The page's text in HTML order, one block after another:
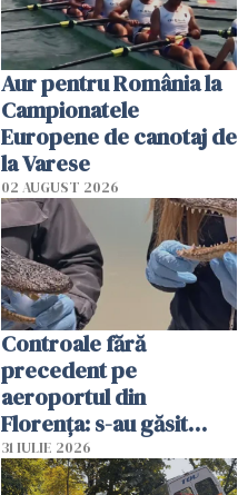
Aur pentru România la
Campionatele
Europene de canotaj de
la Varese
02 AUGUST 2026
Controale fără
precedent pe
aeroportul din
Florența: s-au găsit
capete de aligator și o
sumă imensă de bani
31 IULIE 2026